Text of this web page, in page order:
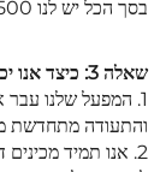
בסך הכל יש לנו 2,500 עובדים בחברה.
שאלה 3: כיצד אנו יכולים להבטיח איכות?
והתעודה מתחדשת
2. אנו תמיד